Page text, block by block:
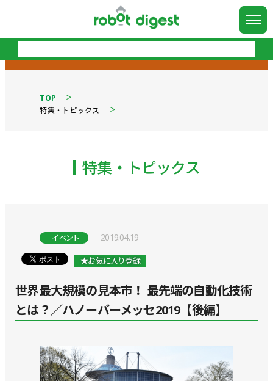
TOP
特集・トピックス
特集・トピックス
イベント 2019.04.19
★お気に入り登録
世界最大規模の見本市！ 最先端の自動化技術
とは？／ハノーバーメッセ2019【後編】